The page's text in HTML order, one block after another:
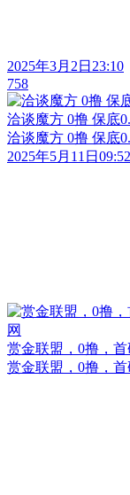
2025年3月2日23:10
758
洽谈魔方 0撸 保底
洽谈魔方 0撸 保底
2025年5月11日09:52
赏金联盟，0撸，
赏金联盟，0撸，